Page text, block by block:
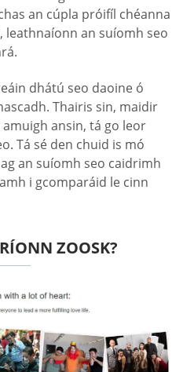
an cúpla próifíl chéanna
an suíomh seo
dhátú seo daoine ó
Thairis sin, maidir
ansin, tá go leor
Tá sé den chuid is mó
an suíomh seo caidrimh
i gcomparáid le cinn
ZOOSK?